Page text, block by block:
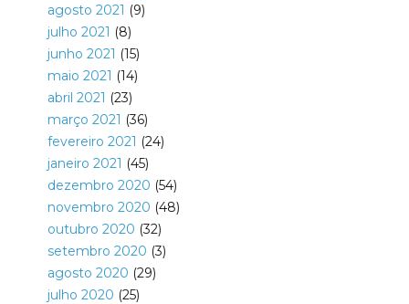
agosto 2021 (9)
julho 2021 (8)
junho 2021 (15)
maio 2021 (14)
abril 2021 (23)
março 2021 (36)
fevereiro 2021 (24)
janeiro 2021 (45)
dezembro 2020 (54)
novembro 2020 (48)
outubro 2020 (32)
setembro 2020 (3)
agosto 2020 (29)
julho 2020 (25)